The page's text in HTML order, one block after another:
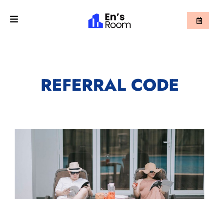
REFERRAL CODE